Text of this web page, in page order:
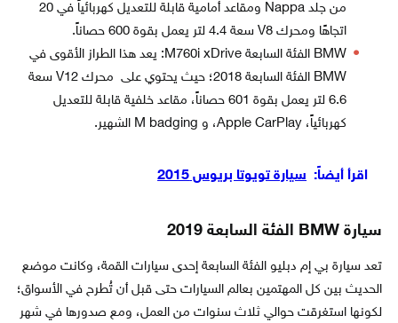
من جلد Nappa ومقاعد أمامية قابلة للتعديل كهربائياً في 20
اتجاهًا ومحرك V8 سعة 4.4 لتر يعمل بقوة 600 حصاناً.
BMW الفئة السابعة M760i xDrive: يعد هذا الطراز الأقوى في
BMW الفئة السابعة 2018؛ حيث يحتوي على محرك V12 سعة
6.6 لتر يعمل بقوة 601 حصاناً، مقاعد خلفية قابلة للتعديل
كهربائياً، Apple CarPlay، و M badging الشهير.
اقرأ أيضاً: سيارة تويوتا بريوس 2015
سيارة BMW الفئة السابعة 2019
تعد سيارة بي إم دبليو الفئة السابعة إحدى سيارات القمة، وكانت موضع
الحديث بين كل المهتمين بعالم السيارات حتى قبل أن تُطرح في الأسواق؛
لكونها استغرقت حوالي ثلاث سنوات من العمل، ومع صدورها في شهر